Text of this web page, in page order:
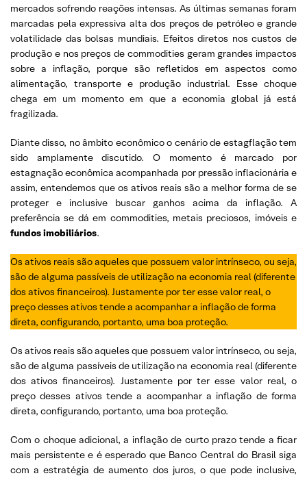
mercados sofrendo reações intensas. As últimas semanas foram
marcadas pela expressiva alta dos preços de petróleo e grande
volatilidade das bolsas mundiais. Efeitos diretos nos custos de
produção e nos preços de commodities geram grandes impactos
sobre a inflação, porque são refletidos em aspectos como
alimentação, transporte e produção industrial. Esse choque
chega em um momento em que a economia global já está
fragilizada.
Diante disso, no âmbito econômico o cenário de estagflação tem
sido amplamente discutido. O momento é marcado por
estagnação econômica acompanhada por pressão inflacionária e
assim, entendemos que os ativos reais são a melhor forma de se
proteger e inclusive buscar ganhos acima da inflação. A
preferência se dá em commodities, metais preciosos, imóveis e
fundos imobiliários.
Os ativos reais são aqueles que possuem valor intrínseco, ou seja,
são de alguma passíveis de utilização na economia real (diferente
dos ativos financeiros). Justamente por ter esse valor real, o
preço desses ativos tende a acompanhar a inflação de forma
direta, configurando, portanto, uma boa proteção.
Os ativos reais são aqueles que possuem valor intrínseco, ou seja,
são de alguma passíveis de utilização na economia real (diferente
dos ativos financeiros). Justamente por ter esse valor real, o
preço desses ativos tende a acompanhar a inflação de forma
direta, configurando, portanto, uma boa proteção.
Com o choque adicional, a inflação de curto prazo tende a ficar
mais persistente e é esperado que Banco Central do Brasil siga
com a estratégia de aumento dos juros, o que pode inclusive,